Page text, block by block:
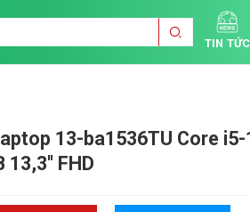
TIN TỨC
13-ba1536TU Core i5-
13,3'' FHD